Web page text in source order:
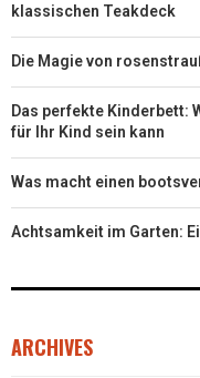
klassischen Teakdeck
Die Magie von
Das perfekte Kinderbett:
für Ihr Kind sein kann
Was macht einen
Achtsamkeit im Garten:
ARCHIVES